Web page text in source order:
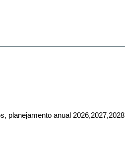
planejamento anual 2026,2027,2028